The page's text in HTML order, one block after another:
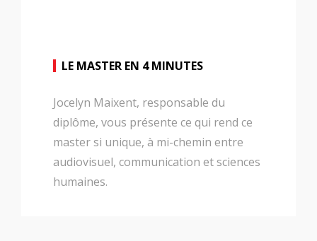
LE MASTER EN 4 MINUTES
Jocelyn Maixent, responsable du
diplôme, vous présente ce qui rend ce
master si unique, à mi-chemin entre
audiovisuel, communication et sciences
humaines.